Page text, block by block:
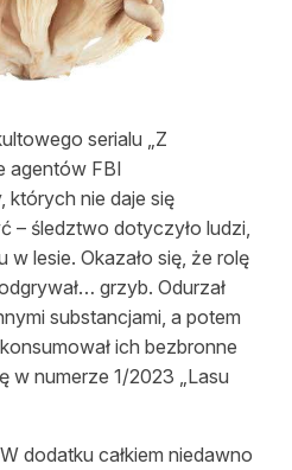
serialu „Z
agentów FBI
których nie daje się
– śledztwo dotyczyło ludzi,
w lesie. Okazało się, że rolę
grzyb. Odurzał
substancjami, a potem
ich bezbronne
w numerze 1/2023 „Lasu
dodatku całkiem niedawno